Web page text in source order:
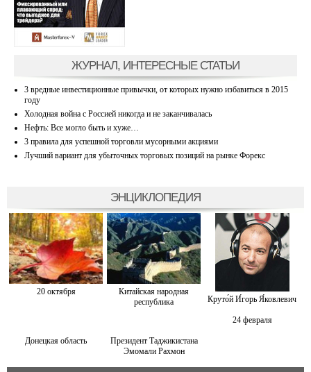
ЖУРНАЛ, ИНТЕРЕСНЫЕ СТАТЬИ
3 вредные инвестиционные привычки, от которых нужно избавиться в 2015
году
Холодная война с Россией никогда и не заканчивалась
Нефть: Все могло быть и хуже…
3 правила для успешной торговли мусорными акциями
Лучший вариант для убыточных торговых позиций на рынке Форекс
ЭНЦИКЛОПЕДИЯ
20 октября
Китайская народная
республика
Круто́й И́горь Я́ковлевич
24 февраля
Донецкая область
Президент Таджикистана
Эмомали Рахмон